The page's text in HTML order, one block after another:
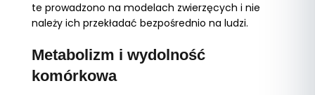
te prowadzono na modelach zwierzęcych i nie
należy ich przekładać bezpośrednio na ludzi.
Metabolizm i wydolność
komórkowa